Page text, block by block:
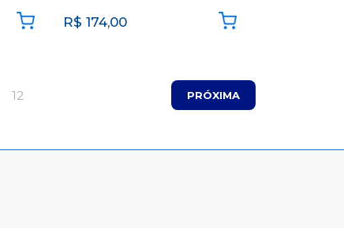
R$ 174,00
12 PRÓXIMA